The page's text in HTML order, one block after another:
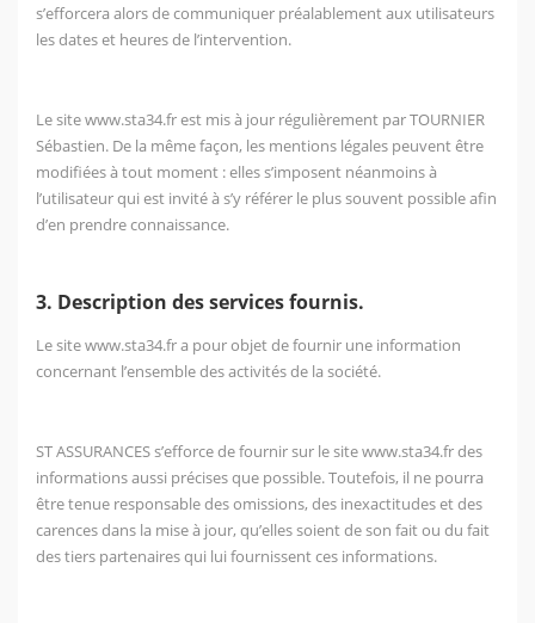
s’efforcera alors de communiquer préalablement aux utilisateurs
les dates et heures de l’intervention.
Le sitewww.sta34.frest mis à jour régulièrement par TOURNIER
Sébastien. De la même façon, les mentions légales peuvent être
modifiées à tout moment : elles s’imposent néanmoins à
l’utilisateur qui est invité à s’y référer le plus souvent possible afin
d’en prendre connaissance.
3. Description des services fournis.
Le sitewww.sta34.fra pour objet de fournir une information
concernant l’ensemble des activités de la société.
ST ASSURANCES s’efforce de fournir sur le sitewww.sta34.frdes
informations aussi précises que possible. Toutefois, il ne pourra
être tenue responsable des omissions, des inexactitudes et des
carences dans la mise à jour, qu’elles soient de son fait ou du fait
des tiers partenaires qui lui fournissent ces informations.